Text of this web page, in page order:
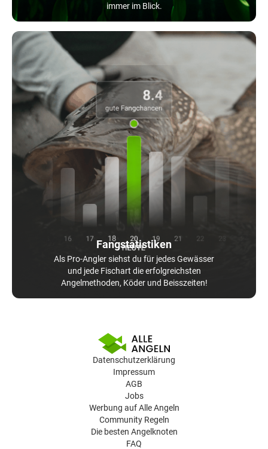
immer im Blick.
Fangstatistiken
Als Pro-Angler siehst du für jedes Gewässer
und jede Fischart die erfolgreichsten
Angelmethoden, Köder und Beisszeiten!
Datenschutzerklärung
Impressum
AGB
Jobs
Werbung auf Alle Angeln
Community Regeln
Die besten Angelknoten
FAQ